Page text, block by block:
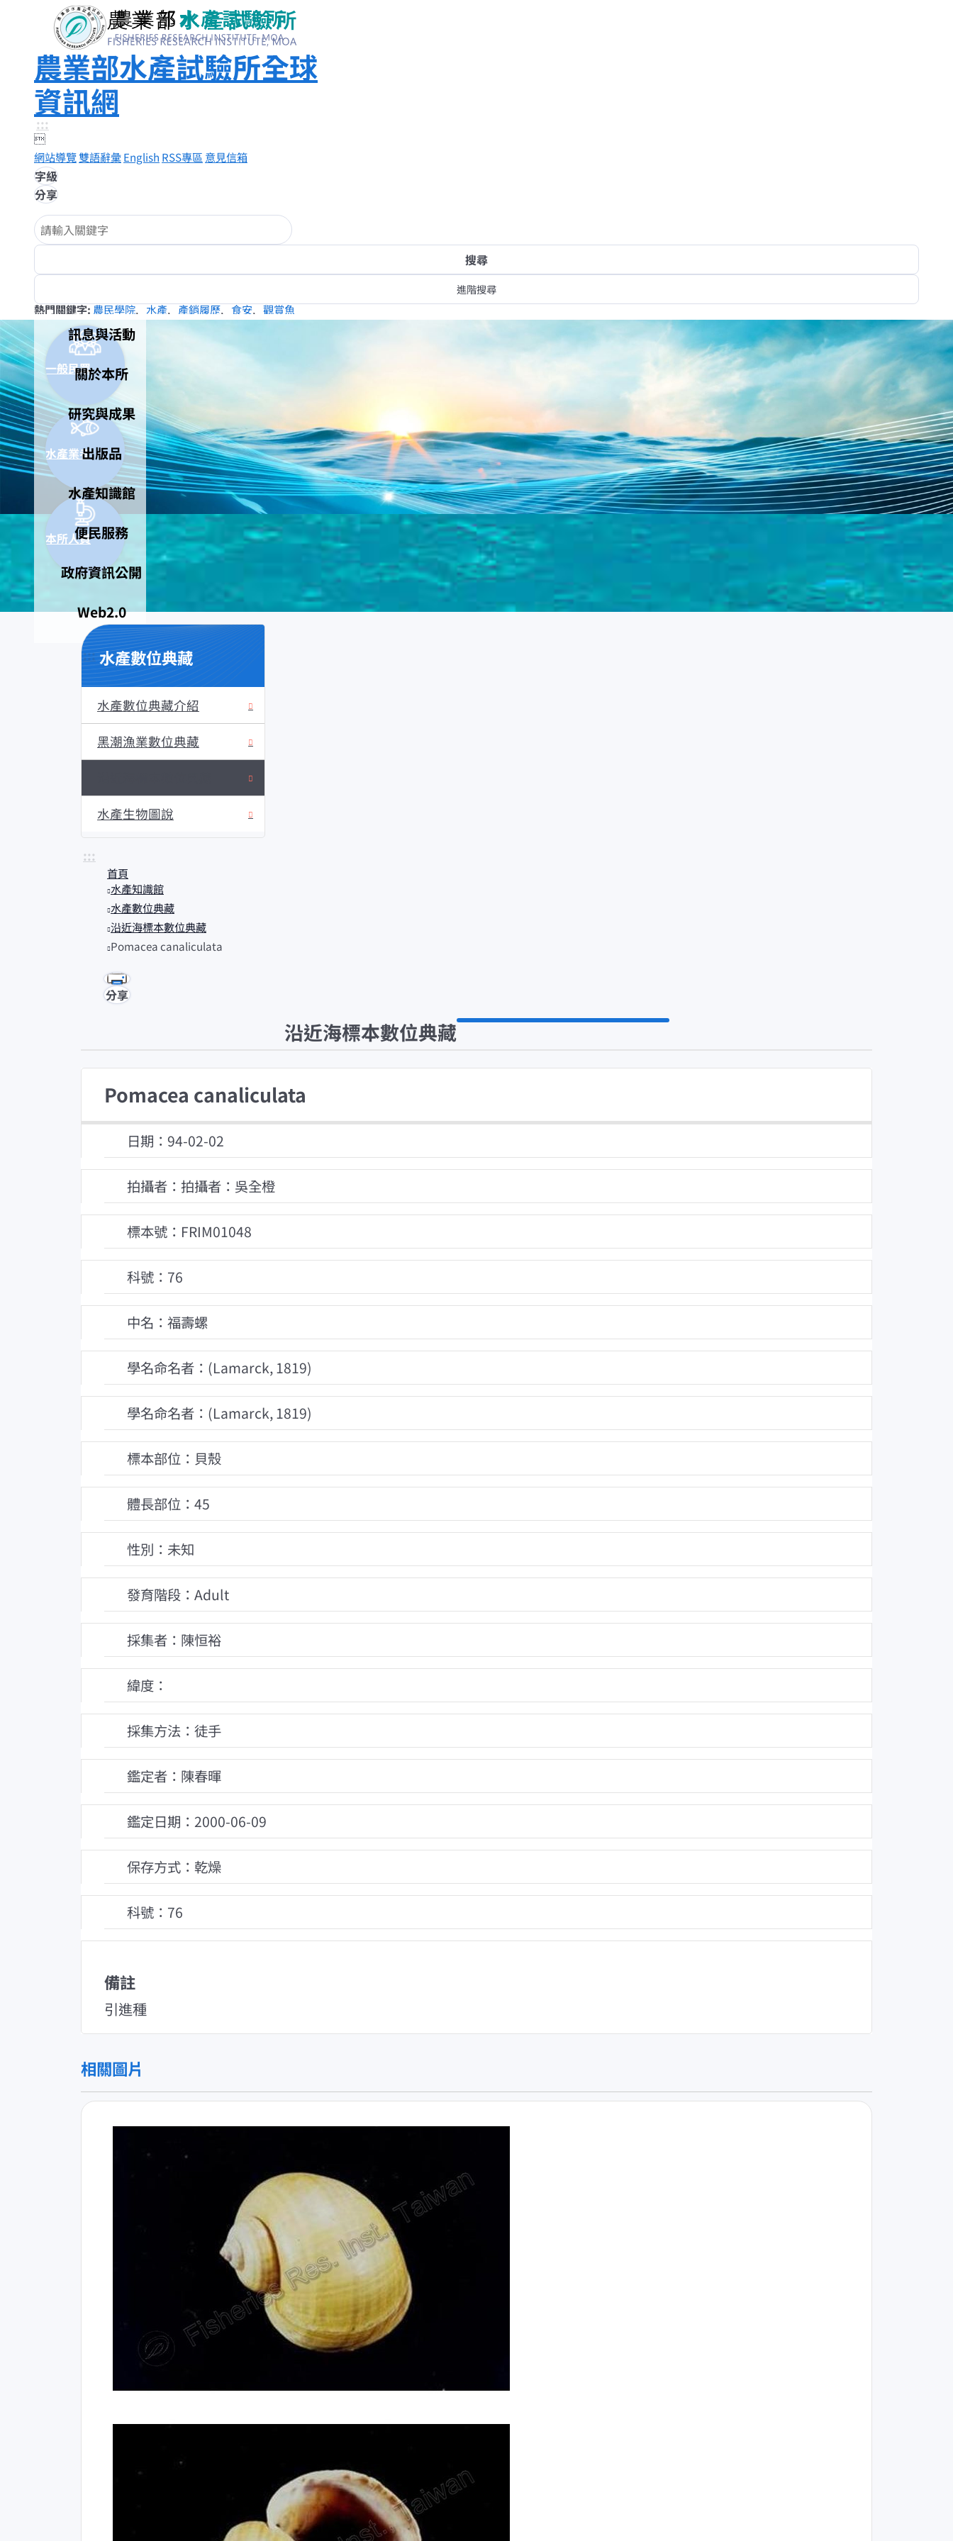
農業部水產試驗所全球
資訊網
:::

網站導覽雙語辭彙English RSS專區 意見信箱
字級
分享
熱門關鍵字 農民學院 水產 產銷履歷 食安 觀賞魚
訊息與活動
關於本所
研究與成果
出版品
水產知識館
便民服務
政府資訊公開
Web2.0
一般民眾
水產業者
本所人員
::: 水產數位典藏
水產數位典藏介紹
黑潮漁業數位典藏
水產生物圖說
:::
首頁
水產知識館
水產數位典藏
沿近海標本數位典藏
Pomacea canaliculata
分享
沿近海標本數位典藏
Pomacea canaliculata
日期：94-02-02
拍攝者：拍攝者：吳全橙
標本號：FRIM01048
科號：76
中名：福壽螺
學名命名者：(Lamarck, 1819)
學名命名者：(Lamarck, 1819)
標本部位：貝殼
體長部位：45
性別：未知
發育階段：Adult
採集者：陳恒裕
緯度：
採集方法：徒手
鑑定者：陳春暉
鑑定日期：2000-06-09
保存方式：乾燥
科號：76
備註
引進種
相關圖片